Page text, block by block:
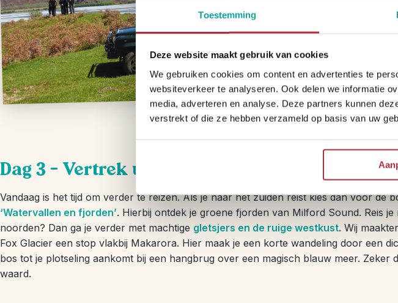
Toestemming
Deze website maakt gebruik van cookies
We gebruiken cookies om content en advertenties te
websiteverkeer te analyseren. Ook delen we informatie
media, adverteren en analyse. Deze partners kunnen
verstrekt of die ze hebben verzameld op basis van uw
privé
de
Dag 3 – Vertrek uit Wanaka
Vandaag is het tijd om verder te reizen. Als je naar het zuiden reist kies dan voor de
‘Watervallen en fjorden’. Hierbij ontdek je groene fjorden van Milford Sound. Reis je
noorden? Dan ga je verder met machtige gletsjers en de ruige westkust. Wij
Fox Glacier een stop vlakbij Makarora. Hier maak je een korte wandeling door een
bos tot je plotseling aankomt bij een hangbrug over een magisch blauw meer. Zeker
waard.